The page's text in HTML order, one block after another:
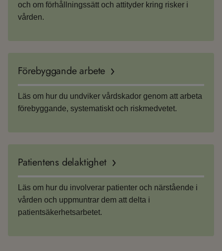
och om förhållningssätt och attityder kring risker i
vården.
Förebyggande arbete
Läs om hur du undviker vårdskador genom att arbeta
förebyggande, systematiskt och riskmedvetet.
Patientens delaktighet
Läs om hur du involverar patienter och närstående i
vården och uppmuntrar dem att delta i
patientsäkerhetsarbetet.